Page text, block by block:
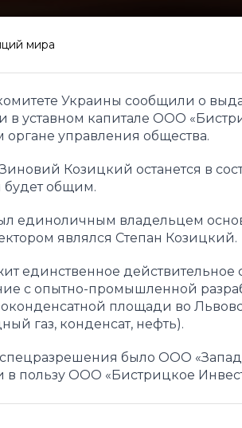
мира
Украины сообщили о
в уставном капитале ООО
органе управления общества.
Козицкий останется в
будет общим.
единоличным владельцем
являлся Степан Козицкий.
единственное
с опытно-промышленной
площади во
газ, конденсат, нефть).
было ООО
в пользу ООО «Бистрицкое